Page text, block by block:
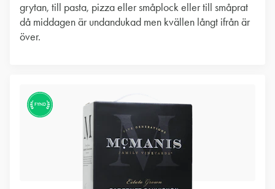
grytan, till pasta, pizza eller småplock eller till småprat
då middagen är undandukad men kvällen långt ifrån är
över.
FYND